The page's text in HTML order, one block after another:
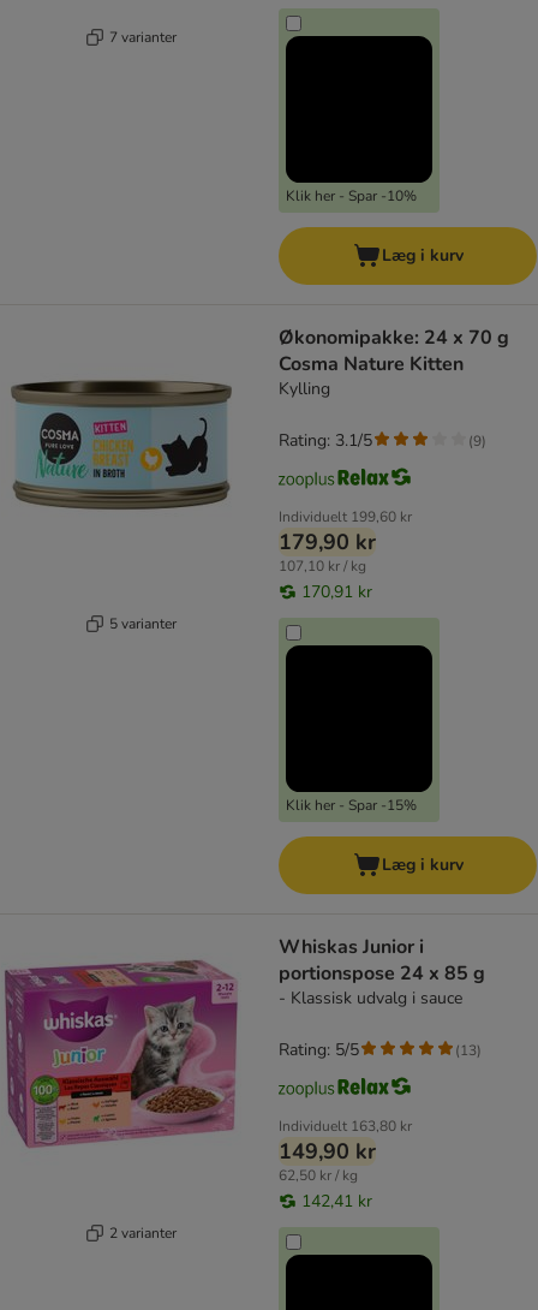
7 varianter
Klik her - Spar -10%
Læg i kurv
5 varianter
Økonomipakke: 24 x 70 g
Cosma Nature Kitten
Kylling
Individuelt 199,60 kr
179,90 kr
107,10 kr / kg
170,91 kr
Klik her - Spar -15%
Rating: 3.1/5 (9)
Læg i kurv
2 varianter
Whiskas Junior i
portionspose 24 x 85 g
- Klassisk udvalg i sauce
Individuelt 163,80 kr
149,90 kr
62,50 kr / kg
142,41 kr
Rating: 5/5 (13)